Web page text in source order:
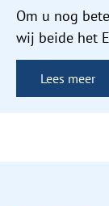
Om u nog
wij beide het
Lees meer